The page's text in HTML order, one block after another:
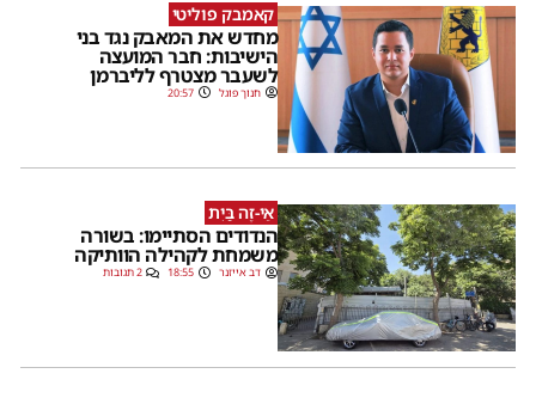
קאמבק פוליטי
מחדש את המאבק נגד בני
הישיבות: חבר המועצה
לשעבר מצטרף לליברמן
חנוך פוגל 20:57
אֵי-זֶה בַּיִת
הנדודים הסתיימו: בשורה
משמחת לקהילה הוותיקה
דב אייזנר 18:55 2 תגובות